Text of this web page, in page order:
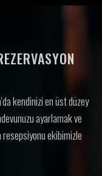
kendinizi en üst düzey
ayarlamak ve
resepsiyonu ekibimizle